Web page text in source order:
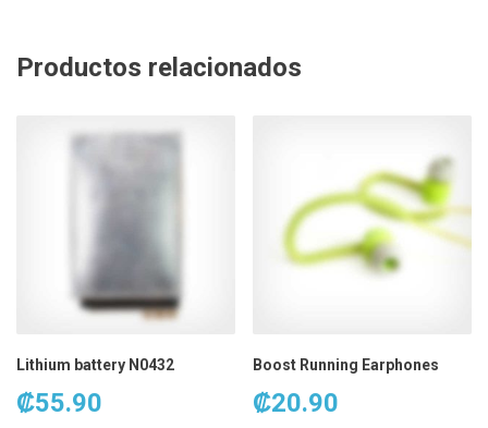
Productos relacionados
Lithium battery N0432
₡55.90
Boost Running Earphones
₡20.90